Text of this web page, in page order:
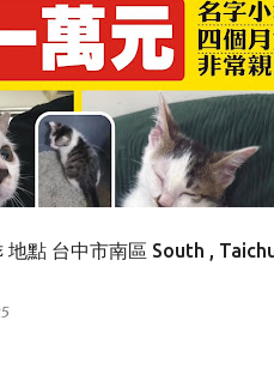
地點 台中市南區 South ,
貓咪 SOUTH TAICHUNG